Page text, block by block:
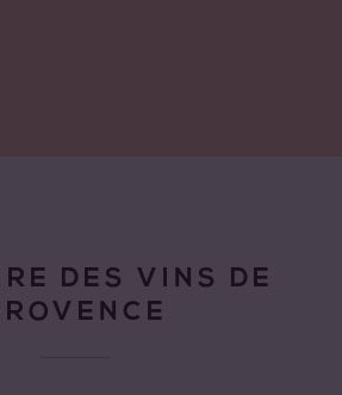
DES VINS DE